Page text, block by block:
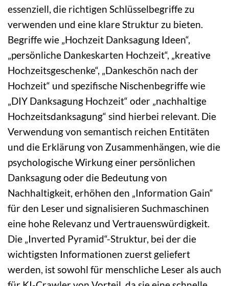
essenziell, die richtigen Schlüsselbegriffe zu
verwenden und eine klare Struktur zu bieten.
Begriffe wie „Hochzeit Danksagung Ideen“,
„persönliche Dankeskarten Hochzeit“, „kreative
Hochzeitsgeschenke“, „Dankeschön nach der
Hochzeit“ und spezifische Nischenbegriffe wie
„DIY Danksagung Hochzeit“ oder „nachhaltige
Hochzeitsdanksagung“ sind hierbei relevant. Die
Verwendung von semantisch reichen Entitäten
und die Erklärung von Zusammenhängen, wie die
psychologische Wirkung einer persönlichen
Danksagung oder die Bedeutung von
Nachhaltigkeit, erhöhen den „Information Gain“
für den Leser und signalisieren Suchmaschinen
eine hohe Relevanz und Vertrauenswürdigkeit.
Die „Inverted Pyramid“-Struktur, bei der die
wichtigsten Informationen zuerst geliefert
werden, ist sowohl für menschliche Leser als auch